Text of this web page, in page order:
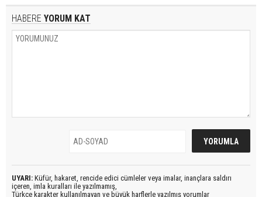
HABERE YORUM KAT
UYARI: Küfür, hakaret, rencide edici cümleler veya imalar, inançlara saldırı
içeren, imla kuralları ile yazılmamış,
Türkçe karakter kullanılmayan ve büyük harflerle yazılmış yorumlar